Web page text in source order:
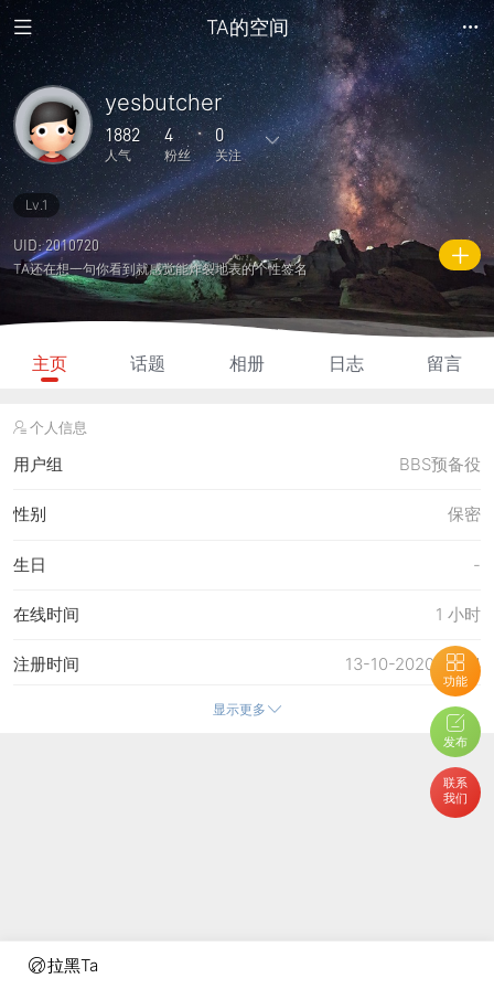
拉黑Ta
TA的空间
功能
发布
联系
我们
yesbutcher
1882
人气
4
粉丝
0
关注
2
主题
0
回复
0
日志
0
相册
0
好友
4 0
关注
0
说说
1882
人气 积分
Lv.1
UID: 2010720
TA还在想一句你看到就感觉能炸裂地表的个性签名
主页 话题 相册 日志 留言
个人信息
用户组 BBS预备役
保密
性别
-
生日
1 小时
在线时间
13-10-2020 21:04
注册时间
16-10-2020 12:27
16-10-2020 12:04
14-10-2020 08:55
显示更多